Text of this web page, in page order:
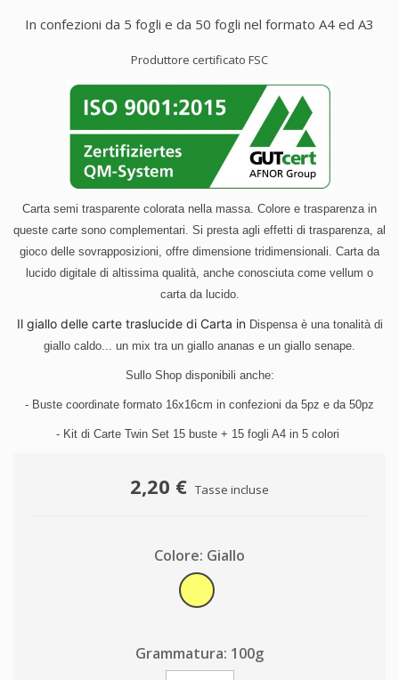
In confezioni da 5 fogli e da 50 fogli nel formato A4 ed A3
Produttore certificato FSC
Carta semi trasparente colorata nella massa. Colore e trasparenza in
queste carte sono complementari. Si presta agli effetti di trasparenza, al
gioco delle sovrapposizioni, offre dimensione tridimensionali. Carta da
lucido digitale di altissima qualità, anche conosciuta come vellum o
carta da lucido.
Il giallo delle carte traslucide di Carta in Dispensa è una tonalità di
giallo caldo... un mix tra un giallo ananas e un giallo senape.
Sullo Shop disponibili anche:
- Buste coordinate formato 16x16cm in confezioni da 5pz e da 50pz
- Kit di Carte Twin Set 15 buste + 15 fogli A4 in 5 colori
2,20 € Tasse incluse
Colore: Giallo
Giallo
Grammatura: 100g